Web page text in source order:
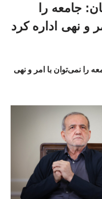
جامعه را
و نهی اداره کرد
را نمی‌توان با امر و نهی